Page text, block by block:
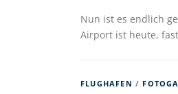
Nun ist es endlich
Airport ist heute,
FLUGHAFEN /